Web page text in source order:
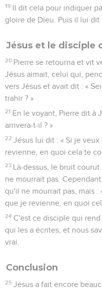
19 Il dit cela pour indiquer
gloire de Dieu. Puis il lui dit
Jésus et le disciple
20 Pierre se retourna et vit
Jésus aimait, celui qui,
vers Jésus et avait dit : «
trahir ? »
21 En le voyant, Pierre dit à
arrivera-t-il ? »
22 Jésus lui dit : « Si je
revienne, en quoi cela te
23 Là-dessus, le bruit
ne mourrait pas.
qu'il ne mourrait pas, mais
que je revienne, en quoi
24 C'est ce disciple qui
qui les a écrites, et nous
vrai.
Conclusion
25 Jésus a fait encore